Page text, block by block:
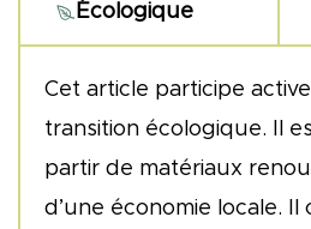
Écologique
Cet article participe
transition écologique. Il
partir de matériaux
d’une économie locale. Il